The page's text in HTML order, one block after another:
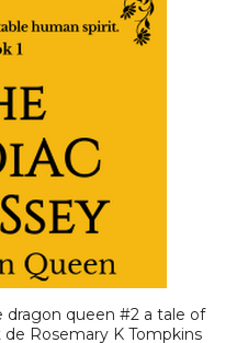
dragon queen #2 a tale of
Rosemary K Tompkins